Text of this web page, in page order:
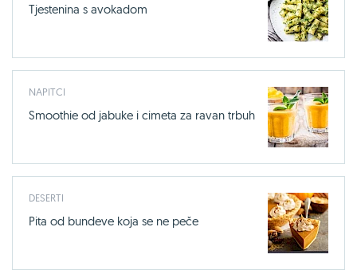
Tjestenina s avokadom
NAPITCI
Smoothie od jabuke i cimeta za ravan trbuh
DESERTI
Pita od bundeve koja se ne peče